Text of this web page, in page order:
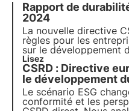
Rapport de
2024
La nouvelle directive
règles pour les
sur le développement
comment naviguer
réglementations et si
par la nouvelle
votre rapport de
Lisez
CSRD : Directive
le développement
Le scénario ESG
conformité et les